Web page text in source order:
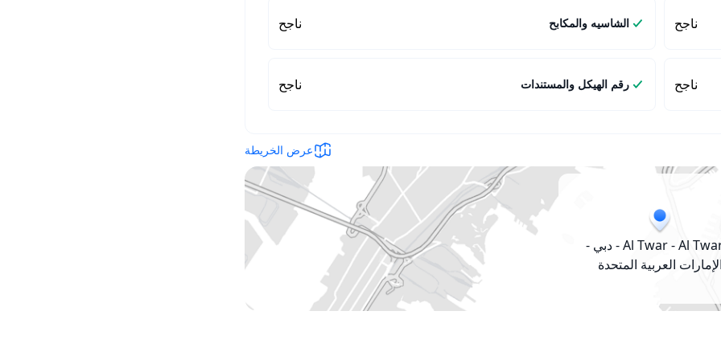
ناجح الشاسيه والمكابح ناجح
ناجح رقم الهيكل والمستندات ناجح
عرض الخريطة
Al Twar - Al Twar 2 - دبي -
العربية المتحدة